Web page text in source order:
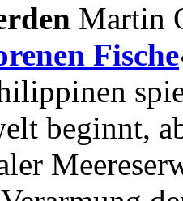
Martin
Fische
beginnt,